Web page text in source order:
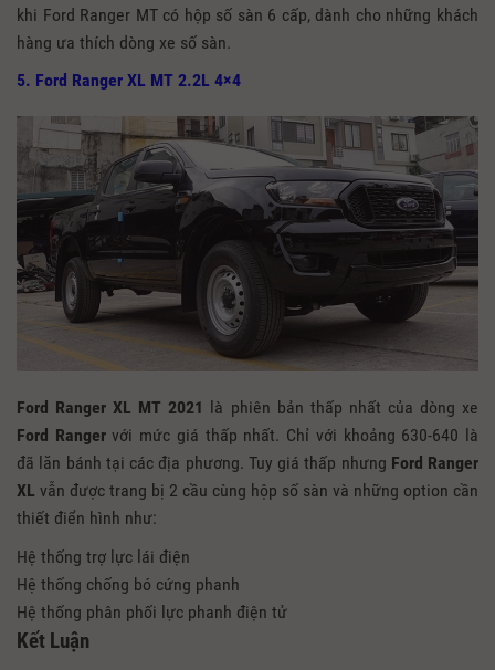
khi Ford Ranger MT có hộp số sàn 6 cấp, dành cho những khách
hàng ưa thích dòng xe số sàn.
5. Ford Ranger XL MT 2.2L 4×4
Ford Ranger XL MT 2021 là phiên bản thấp nhất của dòng xe
Ford Rangervới mức giá thấp nhất. Chỉ với khoảng 630-640 là
đã lăn bánh tại các địa phương. Tuy giá thấp nhưng Ford Ranger
XL vẫn được trang bị 2 cầu cùng hộp số sàn và những option cần
thiết điển hình như:
Hệ thống trợ lực lái điện
Hệ thống chống bó cứng phanh
Hệ thống phân phối lực phanh điện tử
Kết Luận